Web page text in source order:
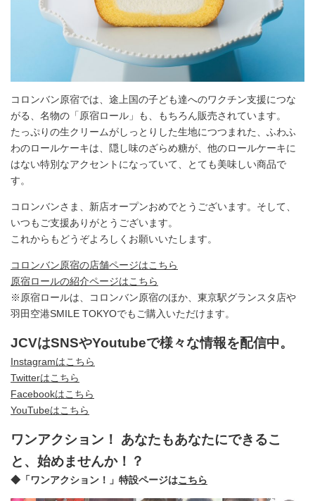
コロンバン原宿では、途上国の子ども達へのワクチン支援につな
がる、名物の「原宿ロール」も、もちろん販売されています。
たっぷりの生クリームがしっとりした生地につつまれた、ふわふ
わのロールケーキは、隠し味のざらめ糖が、他のロールケーキに
はない特別なアクセントになっていて、とても美味しい商品で
す。
コロンバンさま、新店オープンおめでとうございます。そして、
いつもご支援ありがとうございます。
これからもどうぞよろしくお願いいたします。
コロンバン原宿の店舗ページはこちら
原宿ロールの紹介ページはこちら
※原宿ロールは、コロンバン原宿のほか、東京駅グランスタ店や
羽田空港SMILE TOKYOでもご購入いただけます。
JCVはSNSやYoutubeで様々な情報を配信中。
Instagramはこちら
Twitterはこちら
Facebookはこちら
YouTubeはこちら
ワンアクション！ あなたもあなたにできるこ
と、始めませんか！？
◆「ワンアクション！」特設ページはこちら